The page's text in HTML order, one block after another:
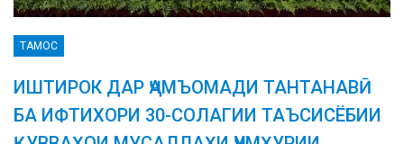
ТАМОС
ИШТИРОК ДАР ҶАМЪОМАДИ ТАНТАНАВӢ
БА ИФТИХОРИ 30-СОЛАГИИ ТАЪСИСЁБИИ